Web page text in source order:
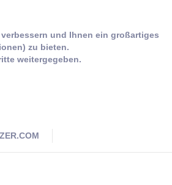
und Ihnen ein großartiges
zu bieten.
weitergegeben.